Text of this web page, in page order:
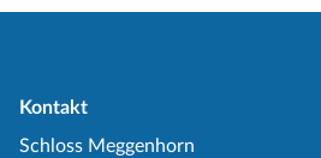
Kontakt
Schloss Meggenhorn